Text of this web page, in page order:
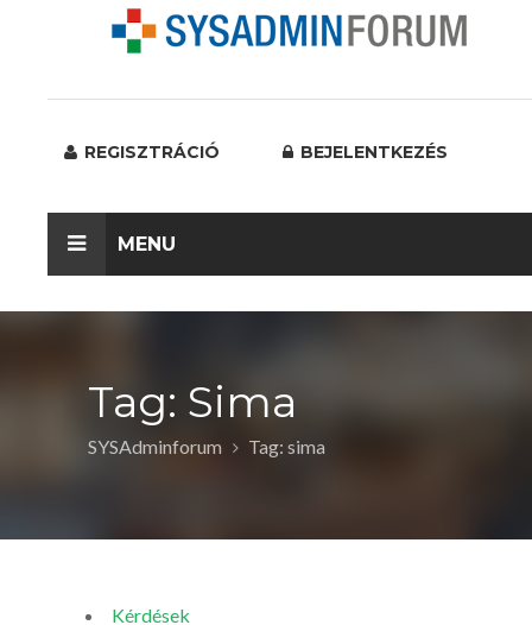
REGISZTRÁCIÓ BEJELENTKEZÉS
MENU
Tag: Sima
SYSAdminforum Tag: sima
Kérdések